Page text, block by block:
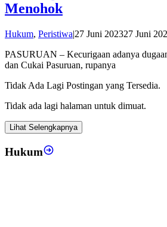
Menohok
Hukum, Peristiwa|27 Juni 202327 Juni
PASURUAN – Kecurigaan adanya
dan Cukai Pasuruan, rupanya
Tidak Ada Lagi Postingan yang Tersedia.
Tidak ada lagi halaman untuk dimuat.
Lihat Selengkapnya
Hukum